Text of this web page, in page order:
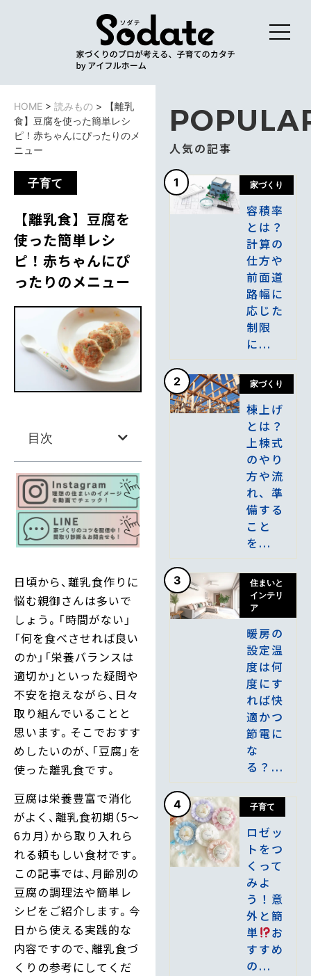
HOME > 読みもの >
【離乳
食】豆腐を使った簡単レシ
ピ！赤ちゃんにぴったりのメ
ニュー
子育て
【離乳食】豆腐を
使った簡単レシ
ピ！赤ちゃんにぴ
ったりのメニュー
目次
日頃から、離乳食作りに
悩む親御さんは多いで
しょう。「時間がない」
「何を食べさせれば良い
のか」「栄養バランスは
適切か」といった疑問や
不安を抱えながら、日々
取り組んでいることと
思います。そこでおすす
めしたいのが、「豆腐」を
使った離乳食です。
豆腐は栄養豊富で消化
がよく、離乳食初期（5〜
6カ月）から取り入れら
れる頼もしい食材です。
この記事では、月齢別の
豆腐の調理法や簡単レ
シピをご紹介します。今
日から使える実践的な
内容ですので、離乳食づ
くりの参考にしてくだ
人気の記事
1 家づくり
容積率
とは？
計算の
仕方や
前面道
路幅に
応じた
制限
に...
2 家づくり
棟上げ
とは？
上棟式
のやり
方や流
れ、準
備する
こと
を...
3
住まいと
インテリ
ア
暖房の
設定温
度は何
度にす
れば快
適かつ
節電に
な
る？...
4 子育て
ロゼッ
トをつ
くって
みよ
う！意
外と簡
単
お
すすめ
の...